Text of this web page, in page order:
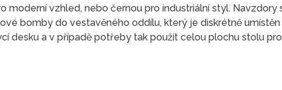
moderní vzhled, nebo černou pro industriální styl. Navzdory
bomby do vestavěného oddílu, který je diskrétně
desku a v případě potřeby tak použít celou plochu stolu